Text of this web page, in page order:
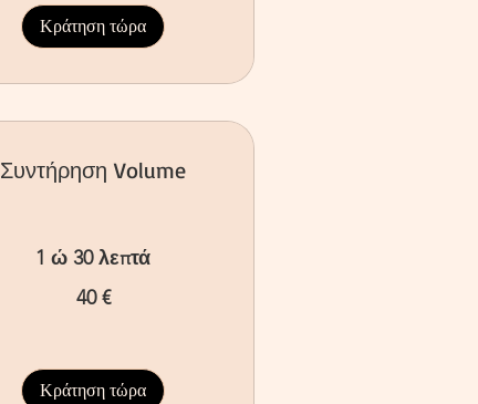
Κράτηση τώρα
Συντήρηση Volume
1 ώ 30 λεπτά
40 €
Κράτηση τώρα